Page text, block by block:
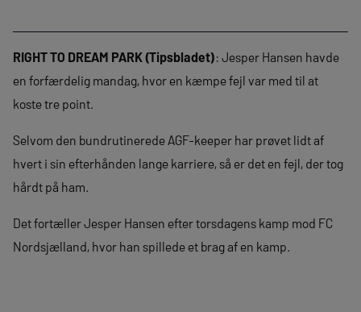
RIGHT TO DREAM PARK (Tipsbladet): Jesper Hansen havde
en forfærdelig mandag, hvor en kæmpe fejl var med til at
koste tre point.
Selvom den bundrutinerede AGF-keeper har prøvet lidt af
hvert i sin efterhånden lange karriere, så er det en fejl, der tog
hårdt på ham.
Det fortæller Jesper Hansen efter torsdagens kamp mod FC
Nordsjælland, hvor han spillede et brag af en kamp.